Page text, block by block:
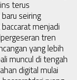
terus
seiring
menjadi
pergeseran tren
yang lebih
muncul di tengah
digital mulai